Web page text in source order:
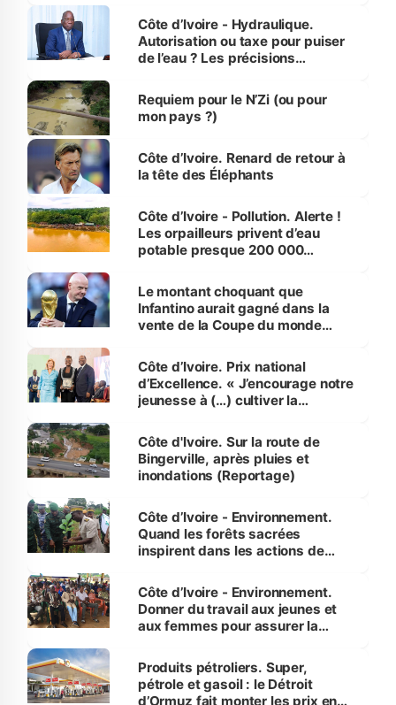
Côte d’Ivoire - Hydraulique.
Autorisation ou taxe pour puiser
de l’eau ? Les précisions
Requiem pour le N’Zi (ou pour
mon pays ?)
Côte d’Ivoire. Renard de retour à
la tête des Éléphants
Côte d’Ivoire - Pollution. Alerte !
Les orpailleurs privent d’eau
potable presque 200 000
Le montant choquant que
Infantino aurait gagné dans la
vente de la Coupe du monde
Côte d’Ivoire. Prix national
d’Excellence. « J’encourage notre
jeunesse à (…) cultiver la
(Alassane Ouattara
Côte d'Ivoire. Sur la route de
Bingerville, après pluies et
inondations (Reportage)
Côte d’Ivoire - Environnement.
Quand les forêts sacrées
inspirent dans les actions de
Côte d’Ivoire - Environnement.
Donner du travail aux jeunes et
aux femmes pour assurer la
menacées
Produits pétroliers. Super,
pétrole et gasoil : le Détroit
d’Ormuz fait monter les prix en